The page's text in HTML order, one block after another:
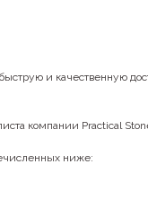
и качественную
компании Practical
ниже: